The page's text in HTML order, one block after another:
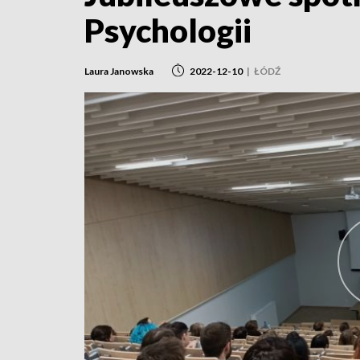
Psychologii
Laura Janowska 2022-12-10 | ŁÓDŹ